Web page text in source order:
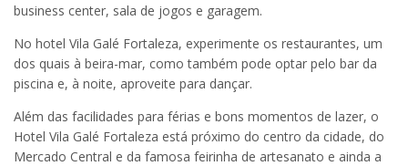
business center, sala de jogos e garagem.
No hotel Vila Galé Fortaleza, experimente os restaurantes, um
dos quais à beira-mar, como também pode optar pelo bar da
piscina e, à noite, aproveite para dançar.
Além das facilidades para férias e bons momentos de lazer, o
Hotel Vila Galé Fortaleza está próximo do centro da cidade, do
Mercado Central e da famosa feirinha de artesanato e ainda a